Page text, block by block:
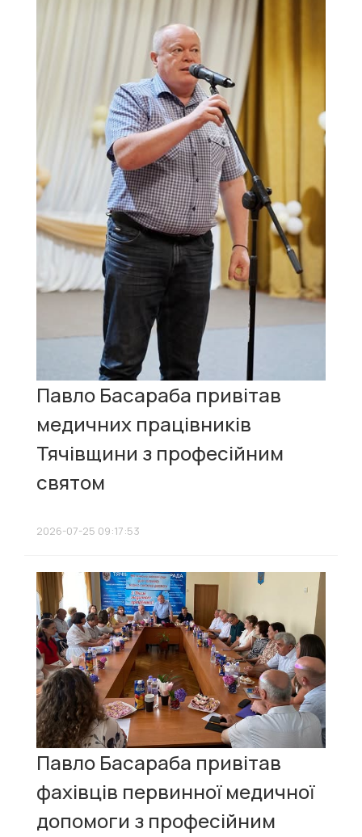
Павло Басараба привітав
медичних працівників
Тячівщини з професійним
святом
2026-07-25 09:17:53
Павло Басараба привітав
фахівців первинної медичної
допомоги з професійним